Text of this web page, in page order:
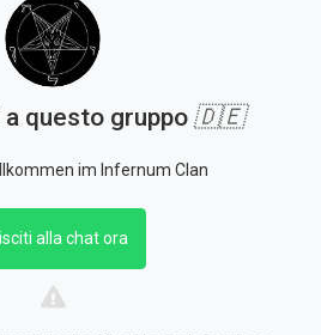
questo gruppo 🇩🇪
im Infernum Clan
alla chat ora